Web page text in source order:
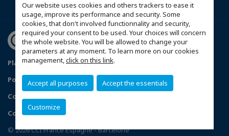
Our website uses cookies and others trackers to ease it
usage, improve its performance and security. Some
cookies, that don't involved functionnality and security,
required your consent to be used. Your choices will concern
the whole website. You will be allowed to change your
parameters at any moment. To learn more on our cookies
management,click on this link.
Accept all purposes Accept the essentials
Customize
Plan du site
Política de protección de datos
Política de privacidad
Política de cookies
Condiciones generales de venta
Configurer vos préférences cookies
© 2026 CCI France Espagne - Barcelone